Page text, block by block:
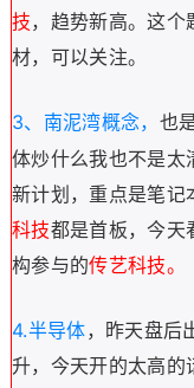
技，趋势新高。这
材，可以关注。
3、南泥湾概念， 也
体炒什么我也不是太
新计划，重点是笔记
科技都是首板，今天
构参与的传艺科技。
4.半导体，昨天盘后
升，今天开的太高的